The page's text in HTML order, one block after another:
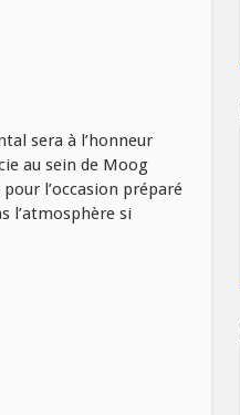
sera à l’honneur
au sein de Moog
l’occasion préparé
l’atmosphère si